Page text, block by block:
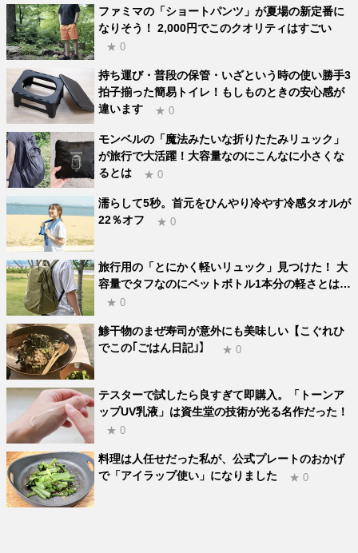
ファミマの「ショートパンツ」が夏場の新定番に
なりそう！ 2,000円でこのクオリティはすごい
★ 0
持ち運び・普段の保管・いざという時の使い勝手3
拍子揃った簡易トイレ！もしものときの安心感が
違います
★ 0
モンベルの「魔法みたいな折りたたみリュック」
が旅行で大活躍！大容量なのにこんなに小さくな
るとは
★ 0
濡らして5秒。首元をひんやり冷やす冷感タオルが
22％オフ
★ 0
旅行用の「とにかく軽いリュック」見つけた！ 大
容量でタフなのにペットボトル1本分の軽さとは…
★ 0
鯵干物のまぜ寿司が意外にも美味しい【こぐれひ
でこの｢ごはん日記｣】
★ 0
テスターで試したら良すぎて即購入。「トーンア
ップUV乳液」は資生堂の技術が光る名作だった！
★ 0
料理は人任せだった私が、公式プレートのおかげ
で「アイラップ使い」になりました
★ 0